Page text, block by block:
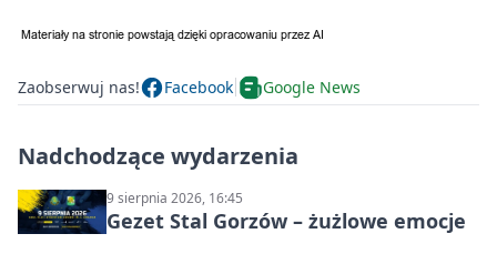
Zaobserwuj nas! Facebook Google News
Nadchodzące wydarzenia
9 sierpnia 2026, 16:45
Gezet Stal Gorzów – żużlowe emocje